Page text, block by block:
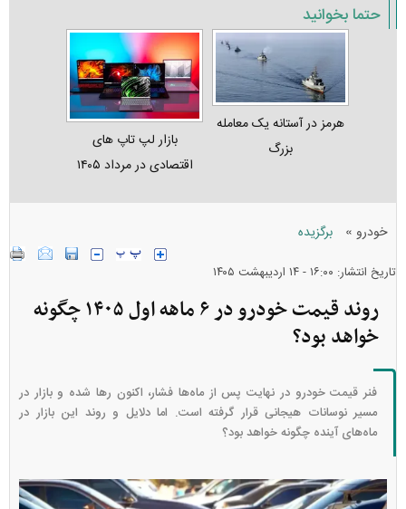
حتما بخوانید
هرمز در آستانه یک معامله
بزرگ
بازار لپ‌ تاپ‌ های
اقتصادی در مرداد ۱۴۰۵
خودرو » برگزیده
تاریخ انتشار: ۱۶:۰۰ - ۱۴ ارديبهشت ۱۴۰۵
روند قیمت خودرو در ۶ ماهه اول ۱۴۰۵ چگونه
خواهد بود؟
فنر قیمت خودرو در نهایت پس از ماه‌ها فشار، اکنون رها شده و بازار در
مسیر نوسانات هیجانی قرار گرفته است. اما دلایل و روند این بازار در
ماه‌های آینده چگونه خواهد بود؟